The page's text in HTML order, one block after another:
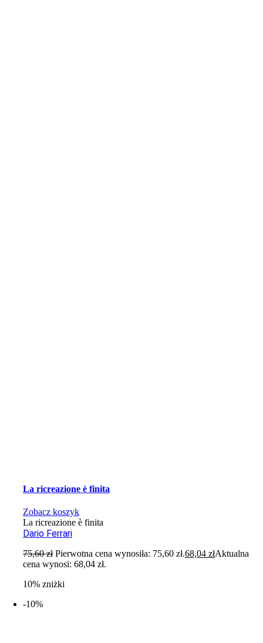
La ricreazione è finita
Zobacz koszyk
La ricreazione è finita
Dario Ferrari
75,60zł Pierwotna cena wynosiła: 75,60 zł.68,04złAktualna
cena wynosi: 68,04 zł.
10% zniżki
-10%